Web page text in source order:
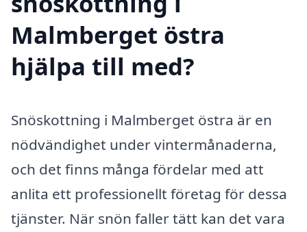
Malmberget östra
hjälpa till med?
Snöskottning i Malmberget östra är en
nödvändighet under vintermånaderna,
och det finns många fördelar med att
anlita ett professionellt företag för dessa
tjänster. När snön faller tätt kan det vara